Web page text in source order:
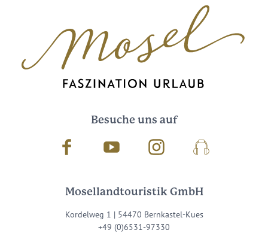
Besuche uns auf
Facebook Youtube InstagramPodcast
Mosellandtouristik GmbH
Kordelweg 1 | 54470 Bernkastel-Kues
+49 (0)6531-97330